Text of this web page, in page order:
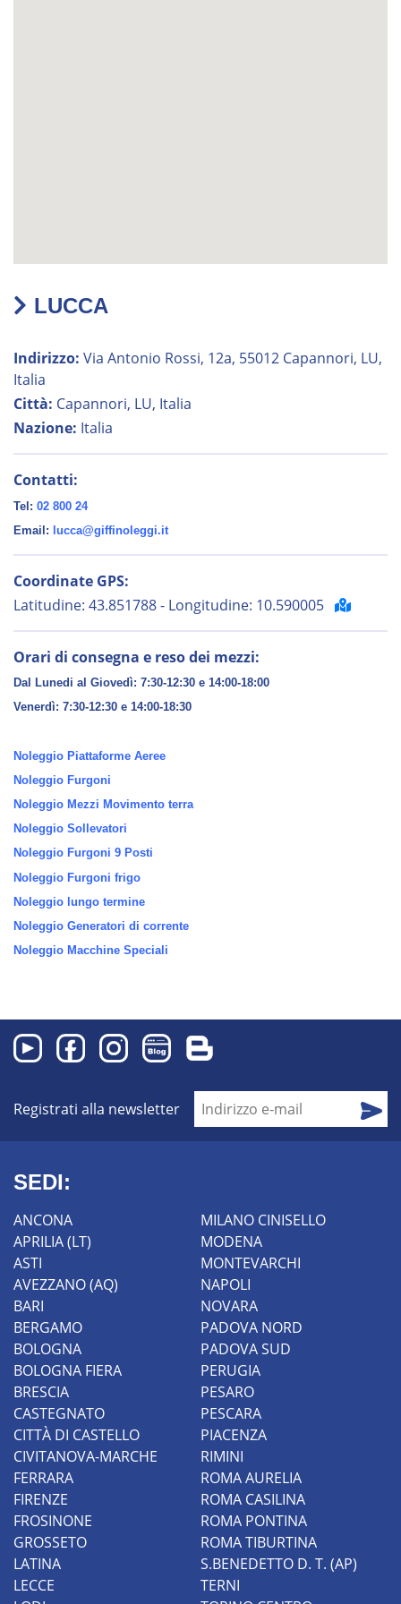
LUCCA
Indirizzo: Via Antonio Rossi, 12a, 55012 Capannori, LU,
Italia
Città: Capannori, LU, Italia
Nazione: Italia
Contatti:
Tel: 02 800 24
Email: lucca@giffinoleggi.it
Coordinate GPS:
Latitudine: 43.851788 - Longitudine: 10.590005
Orari di consegna e reso dei mezzi:
Dal Lunedi al Giovedì: 7:30-12:30 e 14:00-18:00
Venerdì: 7:30-12:30 e 14:00-18:30
Noleggio Piattaforme Aeree
Noleggio Furgoni
Noleggio Mezzi Movimento terra
Noleggio Sollevatori
Noleggio Furgoni 9 Posti
Noleggio Furgoni frigo
Noleggio lungo termine
Noleggio Generatori di corrente
Noleggio Macchine Speciali
Registrati alla newsletter
SEDI:
ANCONA
APRILIA (LT)
ASTI
AVEZZANO (AQ)
BARI
BERGAMO
BOLOGNA
BOLOGNA FIERA
BRESCIA
CASTEGNATO
CITTÀ DI CASTELLO
CIVITANOVA-MARCHE
FERRARA
FIRENZE
FROSINONE
GROSSETO
LATINA
LECCE
MILANO CINISELLO
MODENA
MONTEVARCHI
NAPOLI
NOVARA
PADOVA NORD
PADOVA SUD
PERUGIA
PESARO
PESCARA
PIACENZA
RIMINI
ROMA AURELIA
ROMA CASILINA
ROMA PONTINA
ROMA TIBURTINA
S.BENEDETTO D. T. (AP)
TERNI